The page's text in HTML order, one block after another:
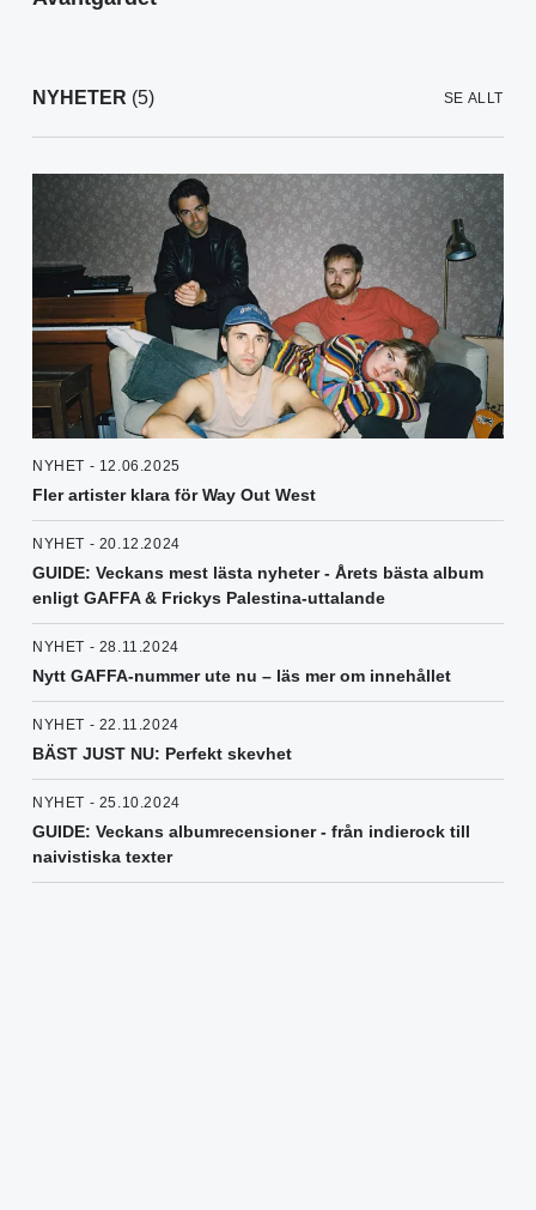
NYHETER (5) SE ALLT
NYHET - 12.06.2025
Fler artister klara för Way Out West
NYHET - 20.12.2024
GUIDE: Veckans mest lästa nyheter - Årets bästa album
enligt GAFFA & Frickys Palestina-uttalande
NYHET - 28.11.2024
Nytt GAFFA-nummer ute nu – läs mer om innehållet
NYHET - 22.11.2024
BÄST JUST NU: Perfekt skevhet
NYHET - 25.10.2024
GUIDE: Veckans albumrecensioner - från indierock till
naivistiska texter